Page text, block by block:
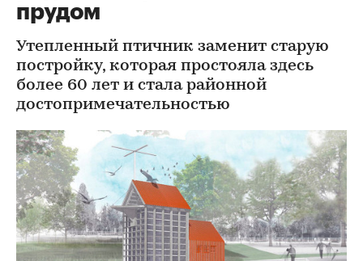
прудом
Утепленный птичник заменит старую
постройку, которая простояла здесь
более 60 лет и стала районной
достопримечательностью